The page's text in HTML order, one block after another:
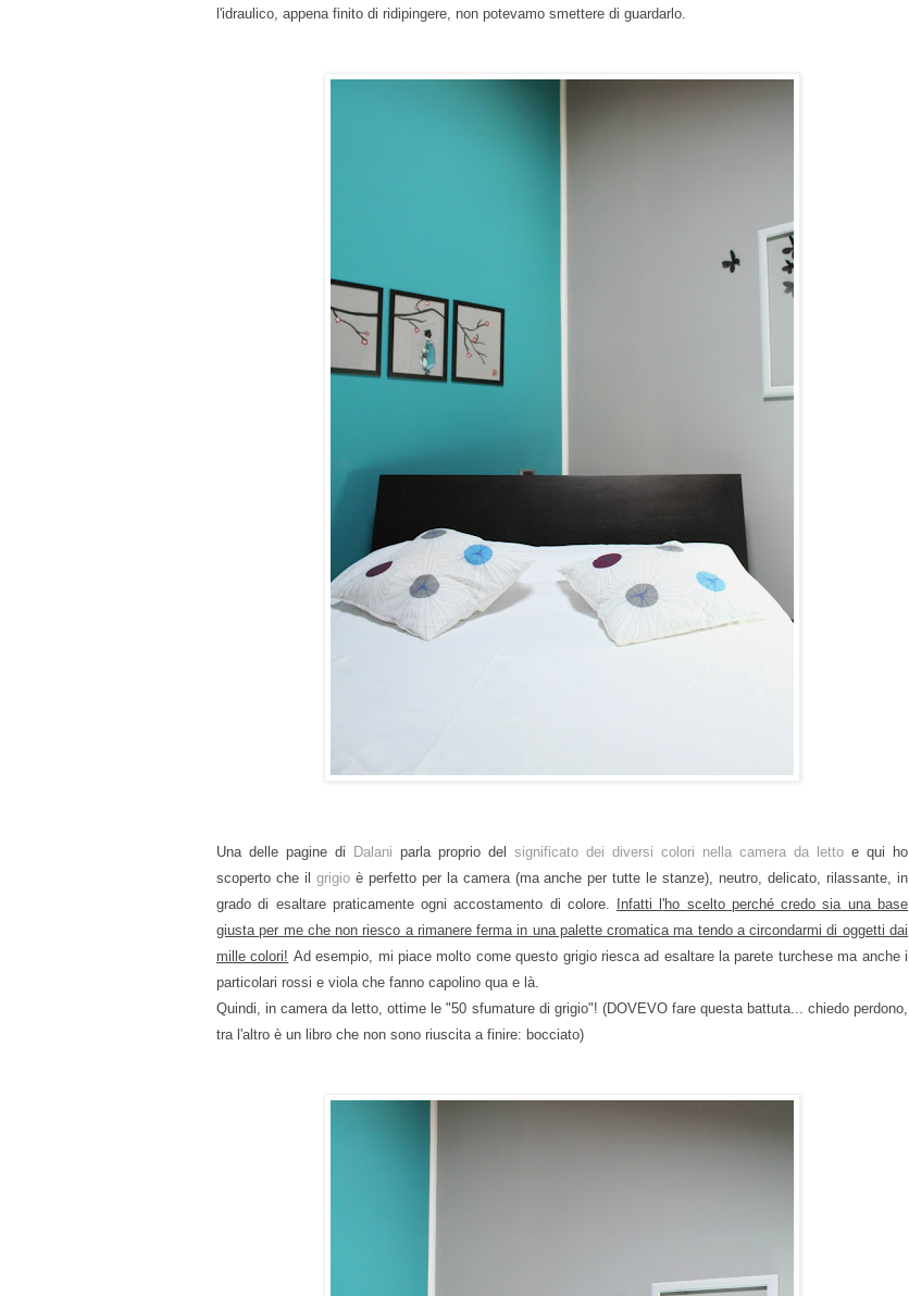
l'idraulico, appena finito di ridipingere, non potevamo smettere di guardarlo.
Una delle pagine di Dalani parla proprio del significato dei diversi colori nella camera da letto e qui ho
scoperto che il grigio è perfetto per la camera (ma anche per tutte le stanze), neutro, delicato, rilassante, in
grado di esaltare praticamente ogni accostamento di colore. Infatti l'ho scelto perché credo sia una base
giusta per me che non riesco a rimanere ferma in una palette cromatica ma tendo a circondarmi di oggetti dai
mille colori! Ad esempio, mi piace molto come questo grigio riesca ad esaltare la parete turchese ma anche i
particolari rossi e viola che fanno capolino qua e là.
Quindi, in camera da letto, ottime le "50 sfumature di grigio"! (DOVEVO fare questa battuta... chiedo perdono,
tra l'altro è un libro che non sono riuscita a finire: bocciato)